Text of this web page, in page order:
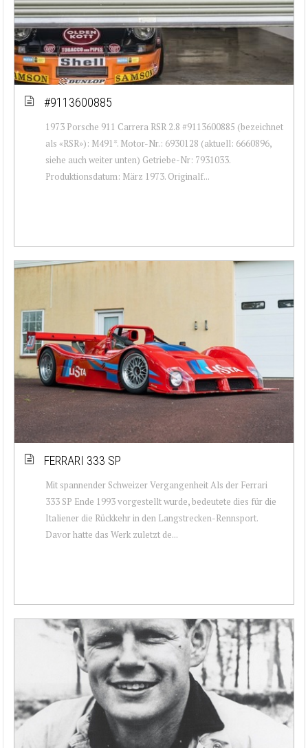
#9113600885
1973 Porsche 911 Carrera RSR 2.8 #9113600885 (bezeichnet
als «RSR»): M491*. Motor-Nr.: 6930128 (aktuell: 6660896,
siehe auch weiter unten) Getriebe-Nr: 7931033.
Produktionsdatum: März 1973. Originalf...
FERRARI 333 SP
Mit spannender Schweizer Vergangenheit Als der Ferrari
333 SP Ende 1993 vorgestellt wurde, bedeutete dies für die
Italiener die Rückkehr in den Langstrecken-Rennsport.
Davor hatte das Werk zuletzt de...